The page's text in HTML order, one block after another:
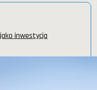
inwestycja